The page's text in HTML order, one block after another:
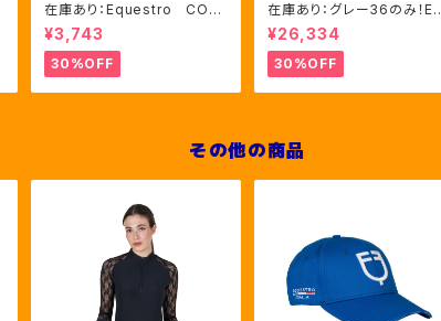
在庫あり：Equestro CON
TRASTING LOGO ソック
ス 2色（ETU00019）
¥3,743
30%OFF
在庫あり：グレー36のみ！Eq
uestro Women's Aria
キュロット FULLグリップ（E
T06750）
¥26,334
30%OFF
その他の商品